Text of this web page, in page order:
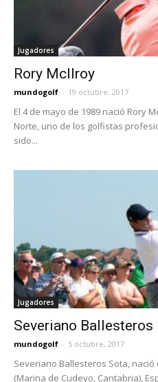
Jugadores
Rory Mcllroy
mundogolf - 19 octubre, 2017
El 4 de mayo de 1989 nació Rory
Norte, uno de los golfistas
sido...
Jugadores
Severiano Ballesteros
mundogolf - 5 octubre, 2017
Severiano Ballesteros Sota,
(Marina de Cudeyo, Cantabria),